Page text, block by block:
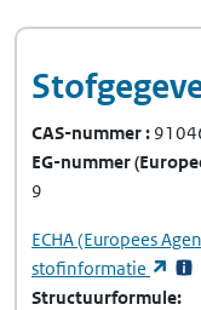
CAS-nummer
EG-nummer
9
ECHA(Europees
stofinformatie
Structuurformule